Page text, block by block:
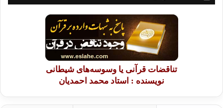
تناقضات قرآنی یا وسوسه‌های شیطانی
نویسنده : استاد محمد احمدیان